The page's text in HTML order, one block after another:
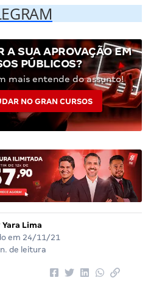
A SUA APROVAÇÃO EM
PÚBLICOS?
mais entende do assunto!
NO GRAN CURSOS
Yara Lima
em 24/11/21
de leitura